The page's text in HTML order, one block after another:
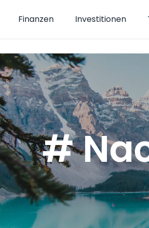
Finanzen Investitionen
#